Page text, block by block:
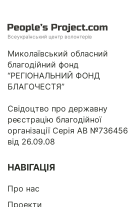
Всеукраїнський центр волонтерів
Миколаївський обласний
благодійний фонд
“РЕГІОНАЛЬНИЙ ФОНД
БЛАГОЧЕСТЯ”
Свідоцтво про державну
реєстрацію благодійної
організації Серія АВ №736456
від 26.09.08
НАВІГАЦІЯ
Про нас
Проекти